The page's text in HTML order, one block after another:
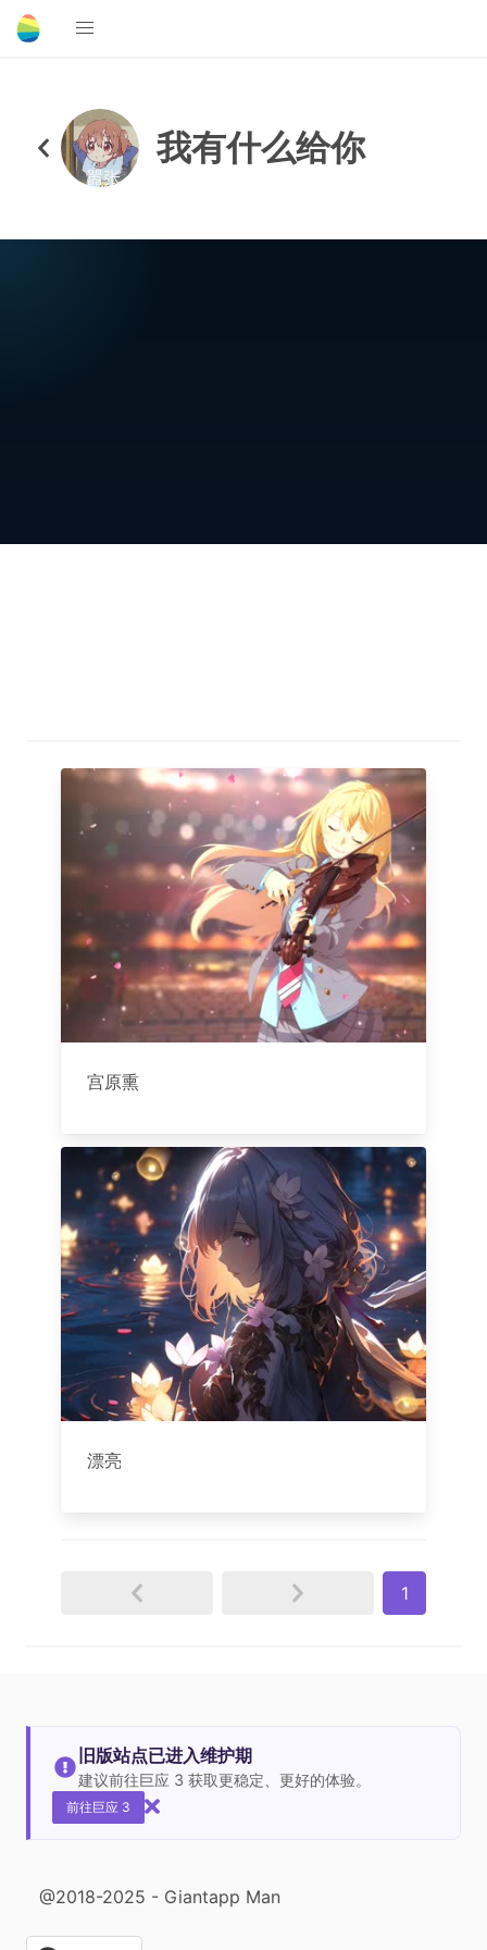
我有什么给你
宫原熏
漂亮
1
旧版站点已进入维护期
建议前往巨应 3 获取更稳定、更好的体验。
前往巨应 3
@2018-2025 - Giantapp Man